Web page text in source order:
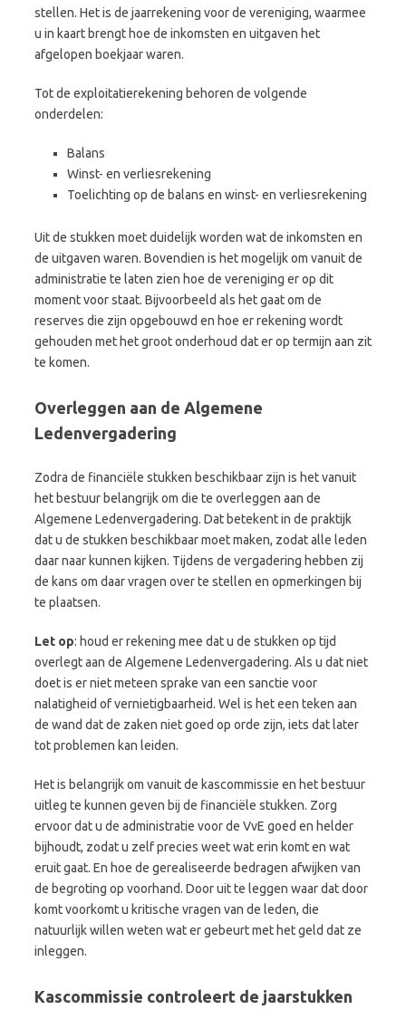
stellen. Het is de jaarrekening voor de vereniging, waarmee
u in kaart brengt hoe de inkomsten en uitgaven het
afgelopen boekjaar waren.
Tot de exploitatierekening behoren de volgende
onderdelen:
Balans
Winst- en verliesrekening
Toelichting op de balans en winst- en verliesrekening
Uit de stukken moet duidelijk worden wat de inkomsten en
de uitgaven waren. Bovendien is het mogelijk om vanuit de
administratie te laten zien hoe de vereniging er op dit
moment voor staat. Bijvoorbeeld als het gaat om de
reserves die zijn opgebouwd en hoe er rekening wordt
gehouden met het groot onderhoud dat er op termijn aan zit
te komen.
Overleggen aan de Algemene
Ledenvergadering
Zodra de financiële stukken beschikbaar zijn is het vanuit
het bestuur belangrijk om die te overleggen aan de
Algemene Ledenvergadering. Dat betekent in de praktijk
dat u de stukken beschikbaar moet maken, zodat alle leden
daar naar kunnen kijken. Tijdens de vergadering hebben zij
de kans om daar vragen over te stellen en opmerkingen bij
te plaatsen.
Let op: houd er rekening mee dat u de stukken op tijd
overlegt aan de Algemene Ledenvergadering. Als u dat niet
doet is er niet meteen sprake van een sanctie voor
nalatigheid of vernietigbaarheid. Wel is het een teken aan
de wand dat de zaken niet goed op orde zijn, iets dat later
tot problemen kan leiden.
Het is belangrijk om vanuit de kascommissie en het bestuur
uitleg te kunnen geven bij de financiële stukken. Zorg
ervoor dat u de administratie voor de VvE goed en helder
bijhoudt, zodat u zelf precies weet wat erin komt en wat
eruit gaat. En hoe de gerealiseerde bedragen afwijken van
de begroting op voorhand. Door uit te leggen waar dat door
komt voorkomt u kritische vragen van de leden, die
natuurlijk willen weten wat er gebeurt met het geld dat ze
inleggen.
Kascommissie controleert de jaarstukken